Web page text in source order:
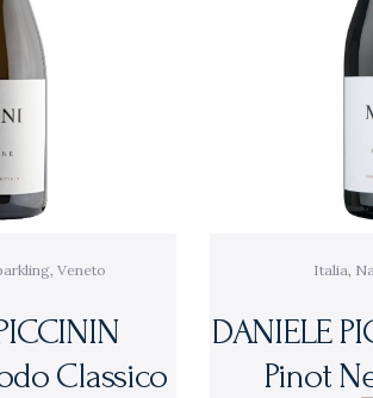
,Veneto
Classico
Italia,
DANIELE
Pinot